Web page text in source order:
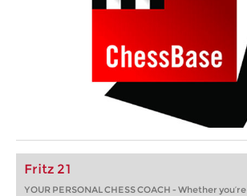
Fritz 21
YOUR PERSONAL CHESS COACH - Whether you’re